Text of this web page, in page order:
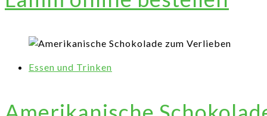
Essen und Trinken